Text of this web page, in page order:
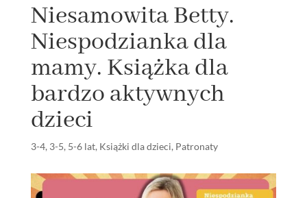
Niesamowita Betty.
Niespodzianka dla
mamy. Książka dla
bardzo aktywnych
dzieci
3-4, 3-5, 5-6 lat, Książki dla dzieci, Patronaty